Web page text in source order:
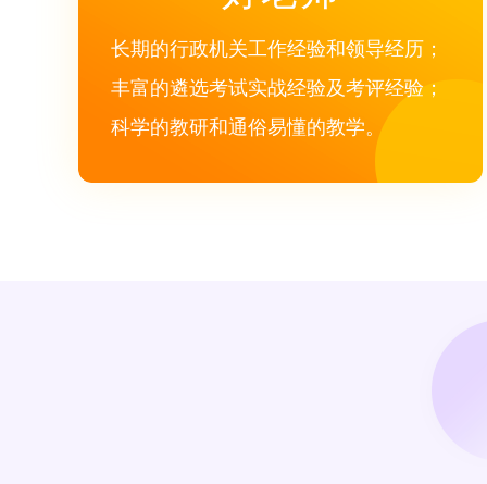
长期的行政机关工作经验和领导经历；
丰富的遴选考试实战经验及考评经验；
科学的教研和通俗易懂的教学。